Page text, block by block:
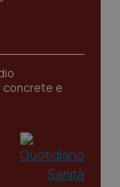
concrete e